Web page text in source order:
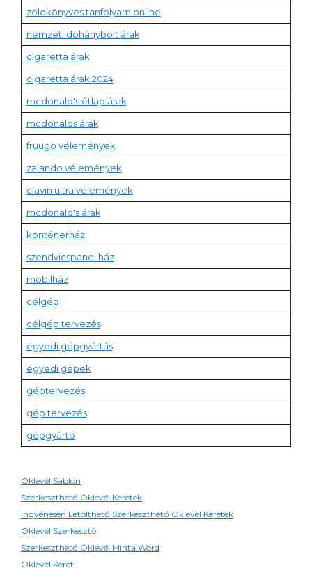
zöldkönyves tanfolyam online
nemzeti dohánybolt árak
cigaretta árak
cigaretta árak 2024
mcdonald's étlap árak
mcdonalds árak
fruugo vélemények
zalando vélemények
clavin ultra vélemények
mcdonald's árak
konténerház
szendvicspanel ház
mobilház
célgép
célgép tervezés
egyedi gépgyártás
egyedi gépek
géptervezés
gép tervezés
gépgyártó
Oklevél Sablon
Szerkeszthető Oklevél Keretek
Ingyenesen Letölthető Szerkeszthető Oklevél Keretek
Oklevél Szerkesztő
Szerkeszthető Oklevél Minta Word
Oklevél Keret